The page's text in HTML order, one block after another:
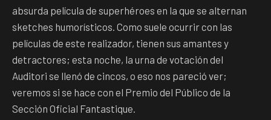
absurda película de superhéroes en la que se alternan
sketches humorísticos. Como suele ocurrir con las
películas de este realizador, tienen sus amantes y
detractores; esta noche, la urna de votación del
Auditori se llenó de cincos, o eso nos pareció ver;
veremos si se hace con el Premio del Público de la
Sección Oficial Fantastique.